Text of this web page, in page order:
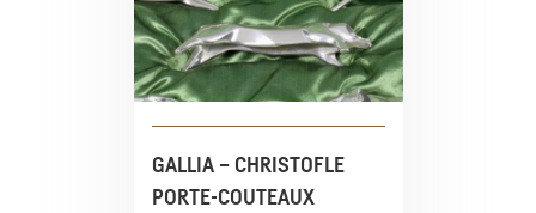
GALLIA – CHRISTOFLE
PORTE-COUTEAUX